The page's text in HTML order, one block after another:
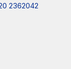
2362042